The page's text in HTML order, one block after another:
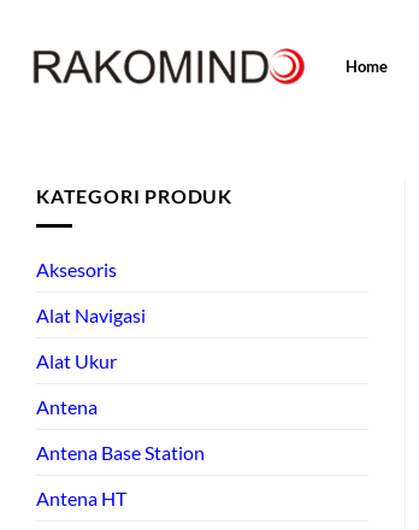
content
Home
KATEGORI PRODUK
Aksesoris
Alat Navigasi
Alat Ukur
Antena
Antena Base Station
Antena HT